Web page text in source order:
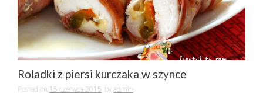
Roladki z piersi kurczaka w szynce
Posted on 15 czerwca 2015 byadmin